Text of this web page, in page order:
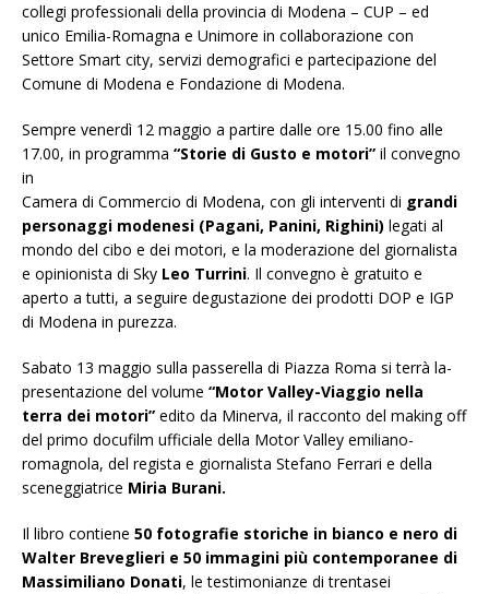
collegi professionali della provincia di Modena – CUP – ed
unico Emilia-Romagna e Unimore in collaborazione con
Settore Smart city, servizi demografici e partecipazione del
Comune di Modena e Fondazione di Modena.
Sempre venerdì 12 maggio a partire dalle ore 15.00 fino alle
17.00, in programma “Storie di Gusto e motori” il convegno
in
Camera di Commercio di Modena, con gli interventi di grandi
personaggi modenesi (Pagani, Panini, Righini) legati al
mondo del cibo e dei motori, e la moderazione del giornalista
e opinionista di Sky Leo Turrini. Il convegno è gratuito e
aperto a tutti, a seguire degustazione dei prodotti DOP e IGP
di Modena in purezza.
Sabato 13 maggio sulla passerella di Piazza Roma si terrà la-
presentazione del volume “Motor Valley-Viaggio nella
terra dei motori” edito da Minerva, il racconto del making off
del primo docufilm ufficiale della Motor Valley emiliano-
romagnola, del regista e giornalista Stefano Ferrari e della
sceneggiatrice Miria Burani.
Il libro contiene 50 fotografie storiche in bianco e nero di
Walter Breveglieri e 50 immagini più contemporanee di
Massimiliano Donati, le testimonianze di trentasei